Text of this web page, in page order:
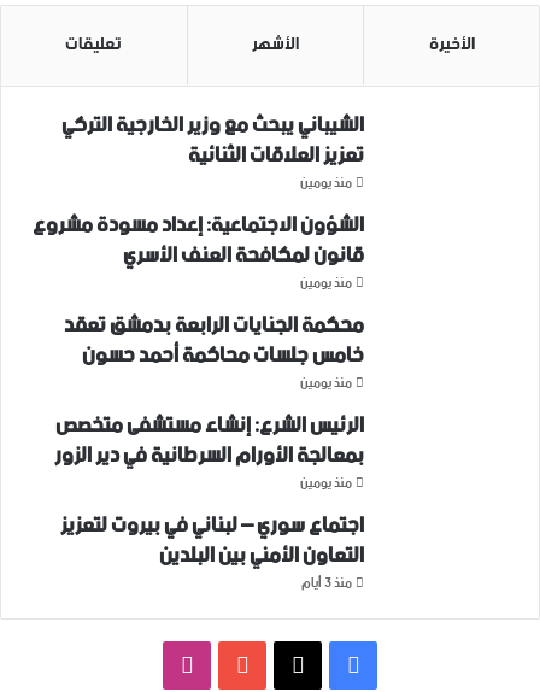
الأخيرة الأشهر تعليقات
الشيباني يبحث مع وزير الخارجية التركي
تعزيز العلاقات الثنائية
منذ يومين
الشؤون الاجتماعية: إعداد مسودة مشروع
قانون لمكافحة العنف الأسري ‏
منذ يومين
محكمة الجنايات الرابعة بدمشق تعقد
خامس جلسات محاكمة أحمد حسون
منذ يومين
الرئيس الشرع: إنشاء ‌‏مستشفى متخصص
بمعالجة الأورام السرطانية في دير الزور
منذ يومين
اجتماع سوري – لبناني في بيروت لتعزيز
التعاون ‏الأمني ‏بين البلدين
منذ 3 أيام
فيسبوك ‫YouTube